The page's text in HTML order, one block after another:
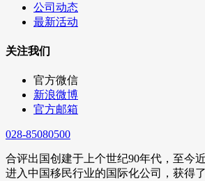
公司动态
最新活动
关注我们
官方微信
新浪微博
官方邮箱
028-85080500
合评出国创建于上个世纪90年代，至今
进入中国移民行业的国际化公司，获得